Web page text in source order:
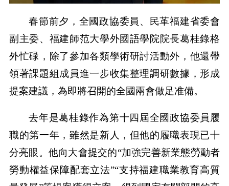
春節前夕，全國政協委員、民革福建省委會
副主委、福建師范大學外國語學院院長葛桂錄格
外忙碌，除了參加各類學術研討活動外，他還帶
領著課題組成員進一步收集整理調研數據，形成
提案建議，為即將召開的全國兩會做足准備。
去年是葛桂錄作為第十四屆全國政協委員履
職的第一年，雖然是新人，但他的履職表現已十
分亮眼。他向大會提交的“加強完善新業態勞動者
勞動權益保障配套立法”“支持福建職業教育高質